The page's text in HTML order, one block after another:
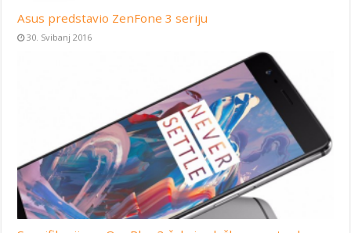
Asus predstavio ZenFone 3 seriju
30. Svibanj 2016